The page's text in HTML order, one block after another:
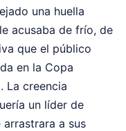
una huella
acusaba de frío, de
que el público
en la Copa
La creencia
un líder de
a sus